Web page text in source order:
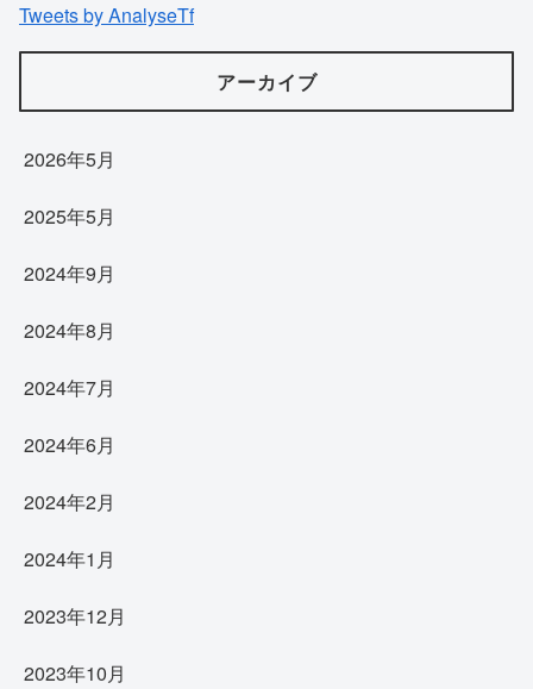
Tweets by AnalyseTf
アーカイブ
2026年5月
2025年5月
2024年9月
2024年8月
2024年7月
2024年6月
2024年2月
2024年1月
2023年12月
2023年10月